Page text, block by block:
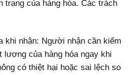
trạng của hàng hóa. Các trách
khi nhận: Người nhận cần kiểm
của hàng hóa ngay khi
có thiệt hại hoặc sai lệch so